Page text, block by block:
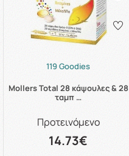
119 Goodies
Mollers Total 28 κάψουλες & 28
ταμπ …
Προτεινόμενο
14.73€